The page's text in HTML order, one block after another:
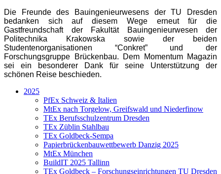
Die Freunde des Bauingenieurwesens der TU Dresden
bedanken sich auf diesem Wege erneut für die
Gastfreundschaft der Fakultät Bauingenieurwesen der
Politechnika Krakowska sowie der beiden
Studentenorganisationen “Conkret” und der
Forschungsgruppe Brückenbau. Dem Momentum Magazin
sei ein besonderer Dank für seine Unterstützung der
schönen Reise beschieden.
2025
PfEx Schweiz & Italien
MtEx nach Torgelow, Greifswald und Niederfinow
TEx Berufsschulzentrum Dresden
TEx Züblin Stahlbau
TEx Goldbeck-Sempa
Papierbrückenbauwettbewerb Danzig 2025
MtEx München
BuildIT 2025 Tallinn
TEx Goldbeck – Forschungseinrichtungen TU Dresden